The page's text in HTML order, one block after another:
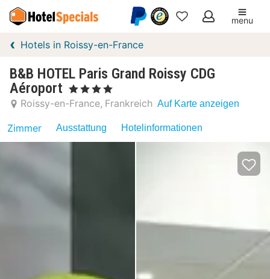
Meine
menu
Hotels in Roissy-en-France
B&B HOTEL Paris Grand Roissy CDG
Aéroport
, 4 Sterne
Roissy-en-France Frankreich Auf Karte anzeigen
Zimmer Ausstattung Hotelinformationen